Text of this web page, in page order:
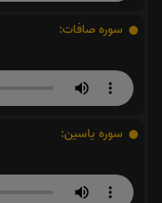
سوره صافات:
سوره یاسین: